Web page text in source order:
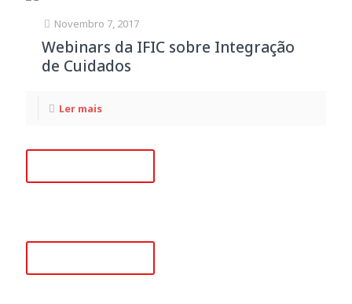
Novembro 7, 2017
Webinars da IFIC sobre Integração
de Cuidados
Ler mais